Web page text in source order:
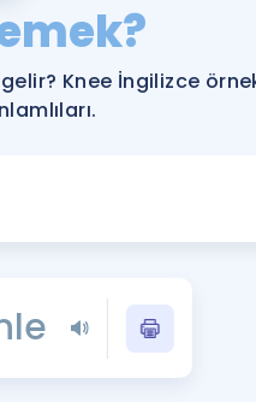
YDS ve YÖKDİL
Rehberlik Aracı
YDS ve YÖKDİL'e
Tüm ÖSYM
Blog
YDS - YÖKDİL Tüm
İngilizce Gramer
Knee İngilizce